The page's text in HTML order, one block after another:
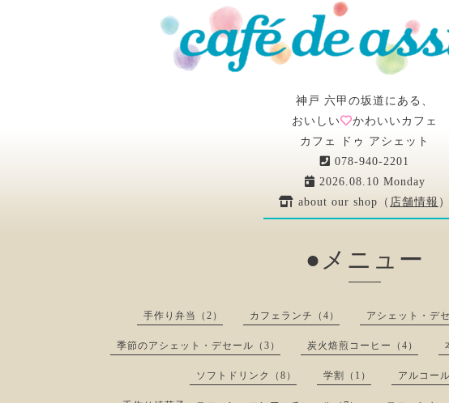
神戸 六甲の坂道にある、
おいしい
かわいいカフェ
カフェ ドゥ アシェット
078-940-2201
2026.08.10 Monday
about our shop（ 店舗情報 ）
●メニュー
手作り弁当（2） カフェランチ（4） アシェット・デ
季節のアシェット・デセール（3） 炭火焙煎コーヒー（4）
ソフトドリンク（8） 学割（1） アルコー